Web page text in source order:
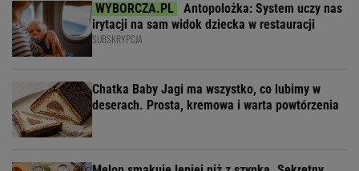
Antopolożka: System uczy nas
irytacji na sam widok dziecka w restauracji
SUBSKRYPCJA
Chatka Baby Jagi ma wszystko, co lubimy w
deserach. Prosta, kremowa i warta powtórzenia